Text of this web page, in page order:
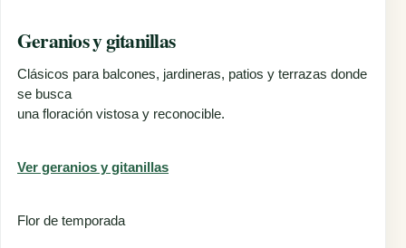
Geranios y gitanillas
Clásicos para balcones, jardineras, patios y terrazas donde
se busca
una floración vistosa y reconocible.
Ver geranios y gitanillas
Flor de temporada